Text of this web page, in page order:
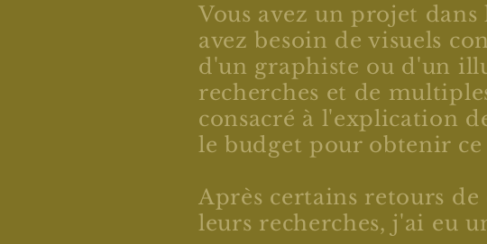
Vous avez un projet
avez besoin de visuels
d'un graphiste ou d'un
recherches et de
consacré à l'explication
le budget pour obtenir ce
Après certains retours de
leurs recherches, j'ai eu